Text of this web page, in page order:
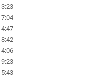
3:23
7:04
4:47
8:42
4:06
9:23
5:43